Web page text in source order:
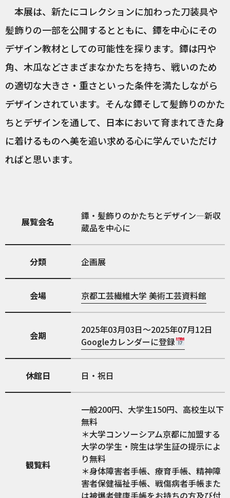
本展は、新たにコレクションに加わった刀装具や
髪飾りの一部を公開するとともに、鐔を中心にその
デザイン教材としての可能性を探ります。鐔は円や
角、木瓜などさまざまなかたちを持ち、戦いのため
の適切な大きさ・重さといった条件を満たしながら
デザインされています。そんな鐔そして髪飾りのかた
ちとデザインを通して、日本において育まれてきた身
に着けるものへ美を追い求める心に学んでいただけ
ればと思います。
展覧会名
鐔・髪飾りのかたちとデザイン―新収
蔵品を中心に
分類 企画展
会場 京都工芸繊維大学 美術工芸資料館
会期
2025年03月03日～2025年07月12日
Googleカレンダーに登録
休館日 日・祝日
観覧料
一般200円、大学生150円、高校生以下
無料
＊大学コンソーシアム京都に加盟する
大学の学生・院生は学生証の提示によ
り無料
＊身体障害者手帳、療育手帳、精神障
害者保健福祉手帳、戦傷病者手帳また
は被爆者健康手帳をお持ちの方及び付